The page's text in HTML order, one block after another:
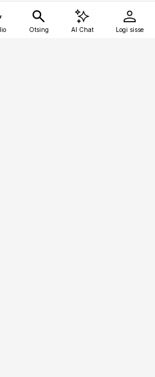
Otsing AI Chat Logi sisse